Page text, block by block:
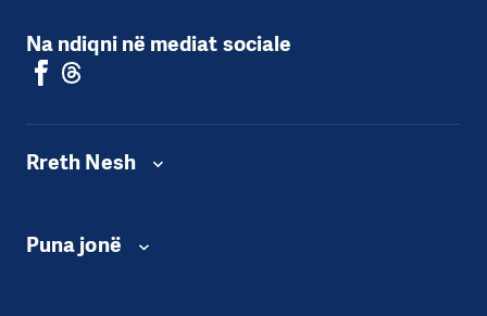
Na ndiqni në mediat sociale
Rreth Nesh
Puna jonë